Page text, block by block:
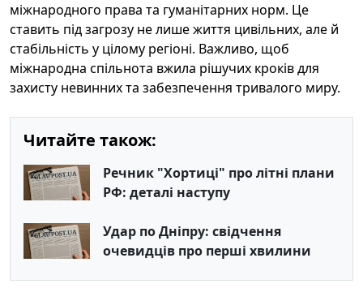
міжнародного права та гуманітарних норм. Це
ставить під загрозу не лише життя цивільних, але й
стабільність у цілому регіоні. Важливо, щоб
міжнародна спільнота вжила рішучих кроків для
захисту невинних та забезпечення тривалого миру.
Читайте також:
Речник "Хортиці" про літні плани
РФ: деталі наступу
Удар по Дніпру: свідчення
очевидців про перші хвилини